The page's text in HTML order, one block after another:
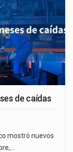
de caídas
mostró nuevos